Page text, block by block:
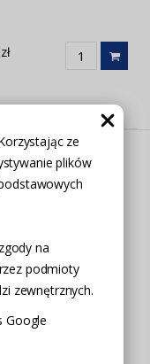
ze
plików
na
podmioty
zewnętrznych.
Google